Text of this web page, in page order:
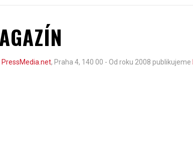
PressMedia.net, Praha 4, 140 00 - Od roku 2008 publikujeme